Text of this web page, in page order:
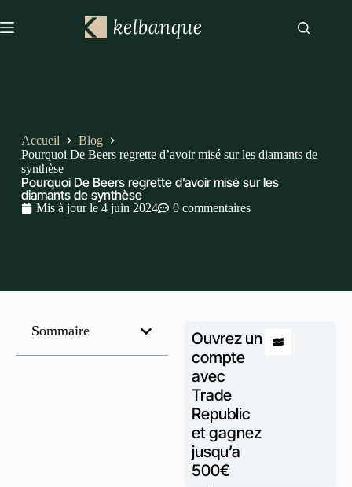
Accueil
Blog
Pourquoi De Beers regrette d’avoir misé sur les diamants de
synthèse
Pourquoi De Beers regrette d’avoir misé sur les
diamants de synthèse
Mis à jour le 4 juin 2024 0 commentaires
Sommaire
Ouvrez un
compte
avec
Trade
Republic
et gagnez
jusqu’a
500€